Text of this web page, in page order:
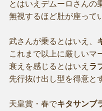
とはいえデムーロさんの
無視するほど肚が座って
武さんが乗るとはいえ、
これまで以上に厳しいマ
衰えを感じるとはいえ ラ
先行抜け出し型を得意と
天皇賞・春でキタサンブ